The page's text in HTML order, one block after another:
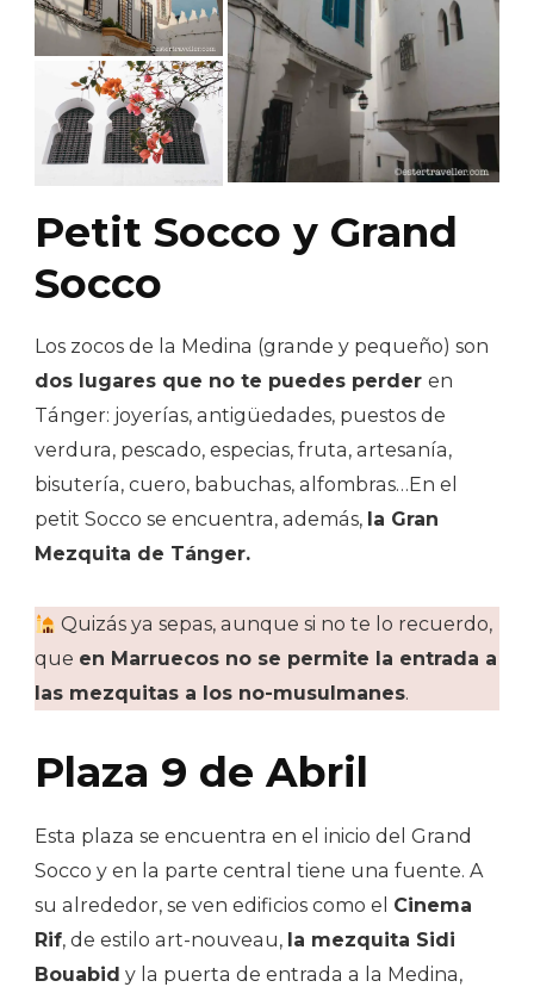
Petit Socco y Grand
Socco
Los zocos de la Medina (grande y pequeño) son
dos lugares que no te puedes perder en
Tánger: joyerías, antigüedades, puestos de
verdura, pescado, especias, fruta, artesanía,
bisutería, cuero, babuchas, alfombras…En el
petit Socco se encuentra, además, la Gran
Mezquita de Tánger.
Quizás ya sepas, aunque si no te lo recuerdo,
que en Marruecos no se permite la entrada a
las mezquitas a los no-musulmanes.
Plaza 9 de Abril
Esta plaza se encuentra en el inicio del Grand
Socco y en la parte central tiene una fuente. A
su alrededor, se ven edificios como el Cinema
Rif, de estilo art-nouveau, la mezquita Sidi
Bouabid y la puerta de entrada a la Medina,